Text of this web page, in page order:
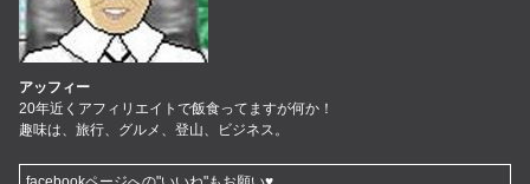
アッフィー
20年近くアフィリエイトで飯食ってますが何か！
趣味は、旅行、グルメ、登山、ビジネス。